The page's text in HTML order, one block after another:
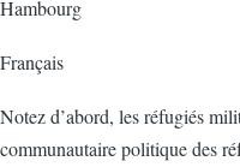
Hambourg
Français
Notez d’abord, les réfugiés
communautaire politique des